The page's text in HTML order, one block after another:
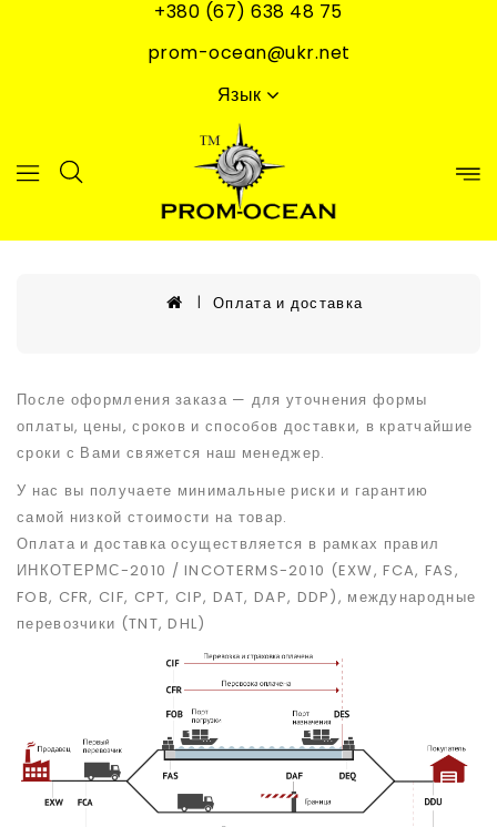
+380 (67) 638 48 75
prom-ocean@ukr.net
Язык
Оплата и доставка
После оформления заказа — для уточнения формы
оплаты, цены, сроков и способов доставки, в кратчайшие
сроки с Вами свяжется наш менеджер.
У нас вы получаете минимальные риски и гарантию
самой низкой стоимости на товар.
Оплата и доставка осуществляется в рамках правил
ИНКОТЕРМС-2010 / INCOTERMS-2010 (EXW, FCA, FAS,
FOB, CFR, CIF, CPT, CIP, DAT, DAP, DDP), международные
перевозчики (TNT, DHL)